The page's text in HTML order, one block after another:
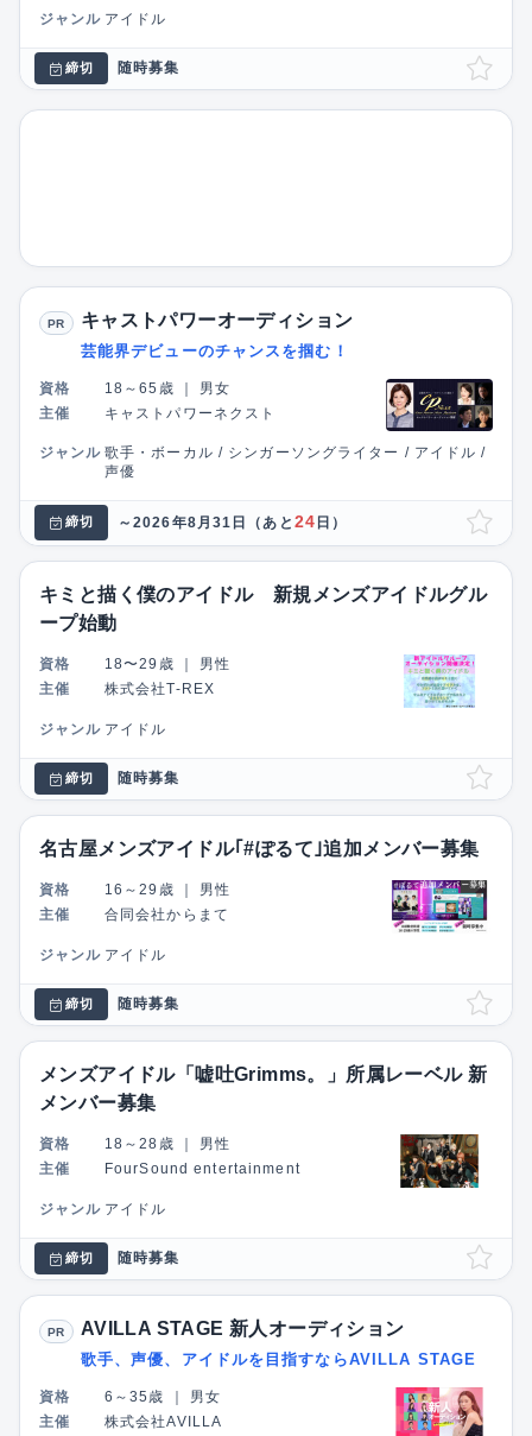
ジャンル アイドル
締切 随時募集
PR キャストパワーオーディション
芸能界デビューのチャンスを掴む！
資格 18～65歳
男女
主催
キャストパワーネクスト
ジャンル 歌手・ボーカル / シンガーソングライター / アイドル /
声優
締切 ～2026年8月31日 （あと 24 日）
キミと描く僕のアイドル 新規メンズアイドルグル
ープ始動
資格 18〜29歳 ｜ 男性
主催
株式会社T-REX
ジャンル アイドル
締切 随時募集
名古屋メンズアイドル｢#ぽるて｣追加メンバー募集
資格 16～29歳 ｜ 男性
主催
合同会社からまて
ジャンル アイドル
締切 随時募集
メンズアイドル「嘘吐Grimms。」所属レーベル 新
メンバー募集
資格 18～28歳 ｜ 男性
主催
FourSound entertainment
ジャンル アイドル
締切 随時募集
PR AVILLA STAGE 新人オーディション
歌手、声優、アイドルを目指すならAVILLA STAGE
資格 6～35歳 ｜ 男女
主催
株式会社AVILLA